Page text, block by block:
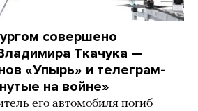
совершено
Ткачука —
«Упырь» и телеграм-
на войне»
его автомобиля погиб